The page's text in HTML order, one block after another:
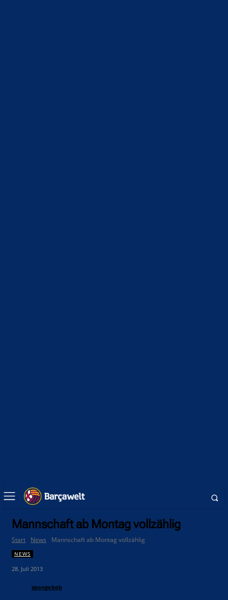
Mannschaft ab Montag vollzählig
Start News Mannschaft ab Montag vollzählig
NEWS
28. Juli 2013
spongebob